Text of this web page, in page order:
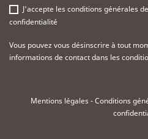
J'accepte lesconditions générales
confidentialité
Vous pouvez vous désinscrire à tout
informations de contact dans les
Mentions légales-Conditions